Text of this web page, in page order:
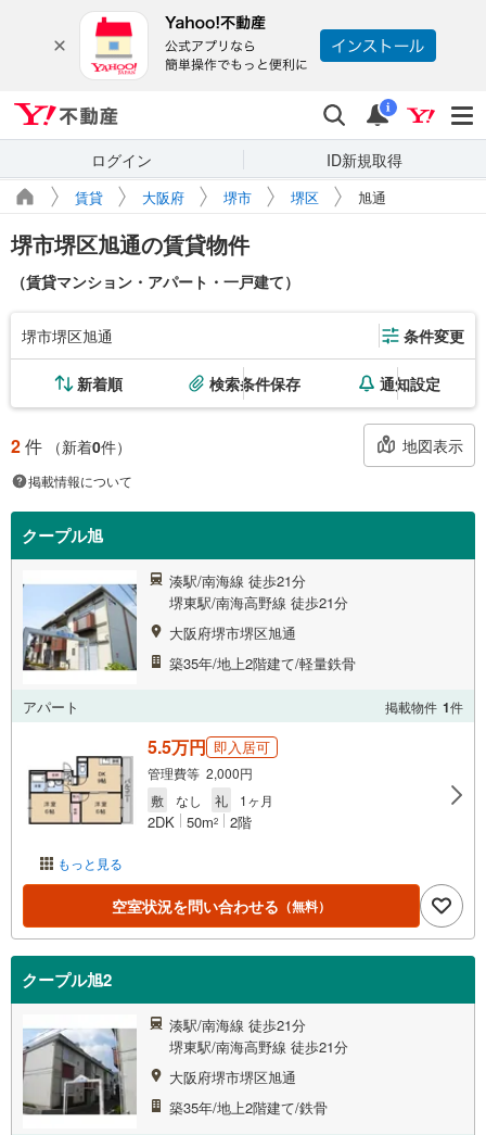
検索 通知
i
ログイン ID新規取得
賃貸 大阪府 堺市 堺区 旭通
堺市堺区旭通の賃貸物件
（賃貸マンション・アパート・一戸建て）
堺市堺区旭通 条件変更
新着順 検索条件保存 通知設定
2件 （新着0件） 地図表示
掲載情報について
クープル旭
湊駅/南海線 徒歩21分
堺東駅/南海高野線 徒歩21分
大阪府堺市堺区旭通
築35年/地上2階建て/軽量鉄骨
アパート 掲載物件 1件
もっと見る
5.5万円 即入居可
管理費等 2,000円
敷
なし 礼 1ヶ月
2DK 50m2 2階
空室状況を問い合わせる （無料）
クープル旭2
湊駅/南海線 徒歩21分
堺東駅/南海高野線 徒歩21分
大阪府堺市堺区旭通
築35年/地上2階建て/鉄骨